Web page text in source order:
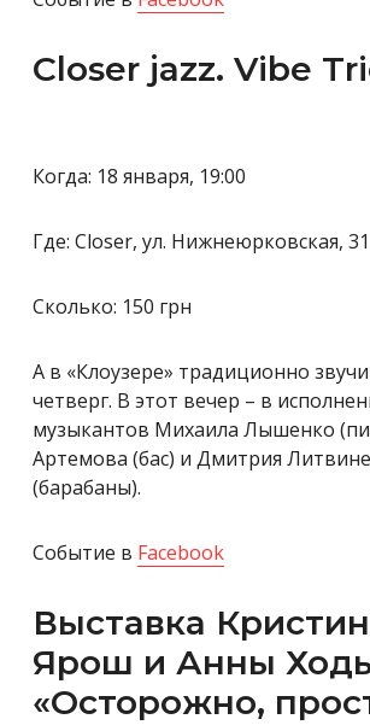
Closer jazz. Vibe
Когда: 18 января, 19:00
Где: Closer, ул. Нижнеюрковская, 31
Сколько: 150 грн
А в «Клоузере» традиционно
четверг. В этот вечер – в
музыкантов Михаила Лышенко
Артемова (бас) и Дмитрия
(барабаны).
Событие в Facebook
Выставка
Ярош и Анны
«Осторожно,